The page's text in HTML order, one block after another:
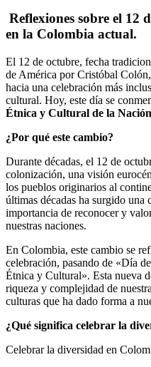
Reflexiones sobre el 12
en la Colombia actual.
El 12 de octubre, fecha
de América por Cristóbal
hacia una celebración más
cultural. Hoy, este día se
Étnica y Cultural de la
¿Por qué este cambio?
Durante décadas, el 12 de
colonización, una visión
los pueblos originarios al
últimas décadas ha surgido una
importancia de reconocer y
nuestras naciones.
En Colombia, este cambio se
celebración, pasando de «Día
Étnica y Cultural». Esta nueva
riqueza y complejidad de
culturas que ha dado forma a
¿Qué significa celebrar la
Celebrar la diversidad en